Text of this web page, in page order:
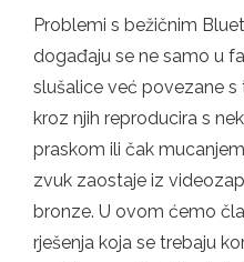
Problemi s bežičnim
događaju se ne samo u
slušalice već povezane
kroz njih reproducira s
praskom ili čak
zvuk zaostaje iz
bronze. U ovom ćemo
rješenja koja se trebaju